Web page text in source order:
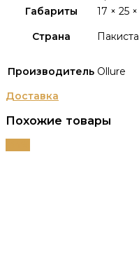
Габариты
17 × 25
Страна
Производитель Ollure
Доставка
Похожие товары